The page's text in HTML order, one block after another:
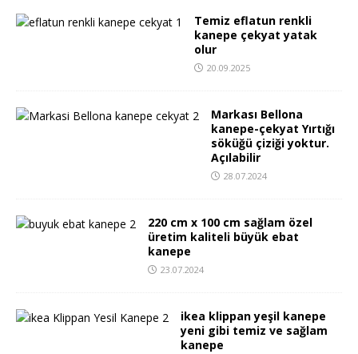
Temiz eflatun renkli
kanepe çekyat yatak
olur
20.09.2025
Markası Bellona
kanepe-çekyat Yırtığı
söküğü çiziği yoktur.
Açılabilir
28.07.2024
220 cm x 100 cm sağlam özel
üretim kaliteli büyük ebat
kanepe
23.07.2024
ikea klippan yeşil kanepe
yeni gibi temiz ve sağlam
kanepe